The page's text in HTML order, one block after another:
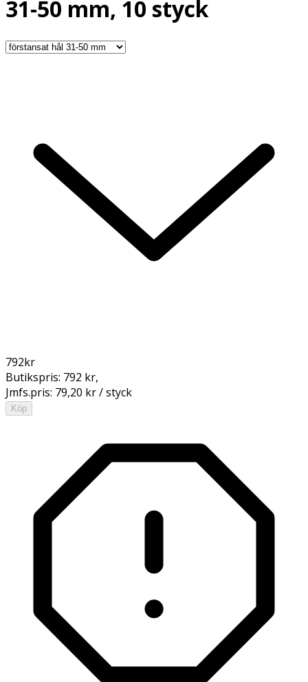
31-50 mm, 10 styck
792kr
Butikspris: 792 kr,
Jmfs.pris: 79,20 kr / styck
Köp